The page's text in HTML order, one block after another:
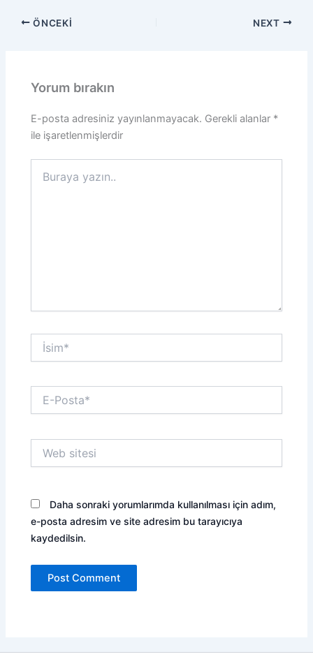
ÖNCEKI NEXT
Yorum bırakın
E-posta adresiniz yayınlanmayacak. Gerekli alanlar *
ile işaretlenmişlerdir
yazın..
İsim*
Posta*
sitesi
Daha sonraki yorumlarımda kullanılması için adım,
e-posta adresim ve site adresim bu tarayıcıya
kaydedilsin.